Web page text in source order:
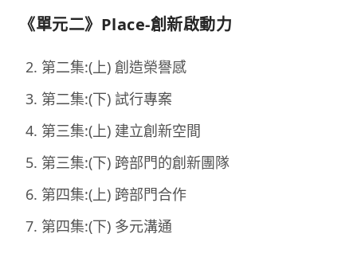
《單元二》Place-創新啟動力
第二集:(上) 創造榮譽感
第二集:(下) 試行專案
第三集:(上) 建立創新空間
第三集:(下) 跨部門的創新團隊
第四集:(上) 跨部門合作
第四集:(下) 多元溝通